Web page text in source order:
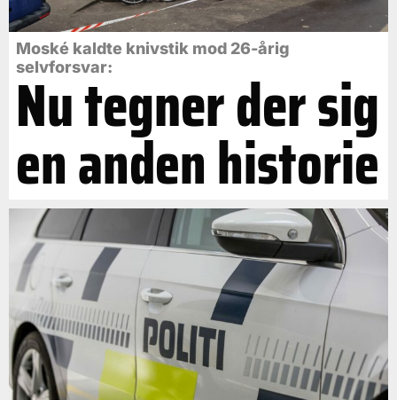
Moské kaldte knivstik mod 26-årig
selvforsvar:
Nu tegner der sig
en anden historie